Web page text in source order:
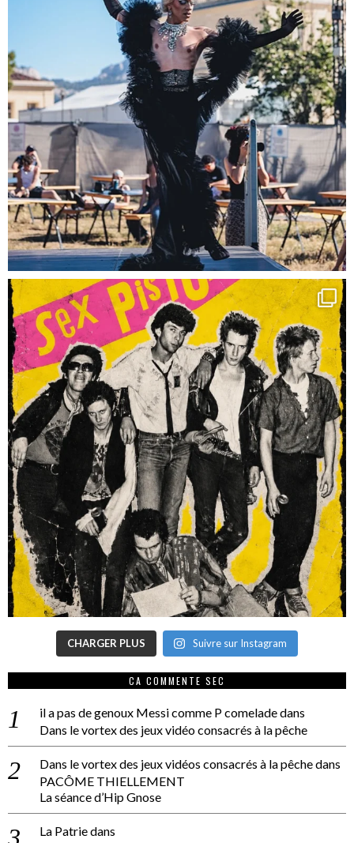
CHARGER PLUS Suivre sur Instagram
CA COMMENTE SEC
il a pas de genoux Messi comme P comeladedans
Dans le vortex des jeux vidéo consacrés à la pêche
Dans le vortex des jeux vidéos consacrés à la pêchedans
PACÔME THIELLEMENT
La séance d’Hip Gnose
La Patriedans